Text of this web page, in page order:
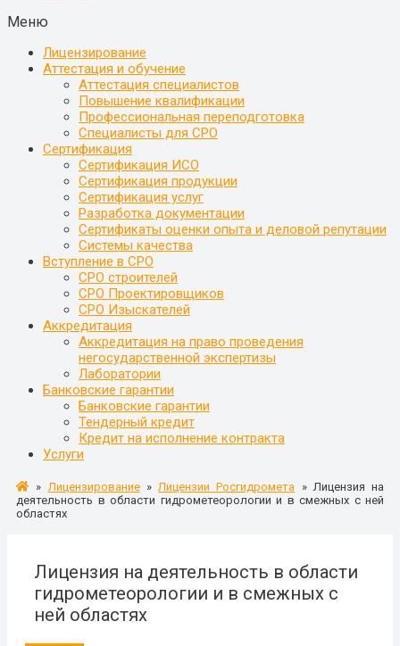
Меню
Лицензирование
Аттестация и обучение
Аттестация специалистов
Повышение квалификации
Профессиональная переподготовка
Специалисты для СРО
Сертификация
Сертификация ИСО
Сертификация продукции
Сертификация услуг
Разработка документации
Сертификаты оценки опыта и деловой репутации
Системы качества
Вступление в СРО
СРО строителей
СРО Проектировщиков
СРО Изыскателей
Аккредитация
Аккредитация на право проведения
негосударственной экспертизы
Лаборатории
Банковские гарантии
Банковские гарантии
Тендерный кредит
Кредит на исполнение контракта
Услуги
» Лицензирование» Лицензии Росгидромета » Лицензия на
деятельность в области гидрометеорологии и в смежных с ней
областях
Лицензия на деятельность в области
гидрометеорологии и в смежных с
ней областях